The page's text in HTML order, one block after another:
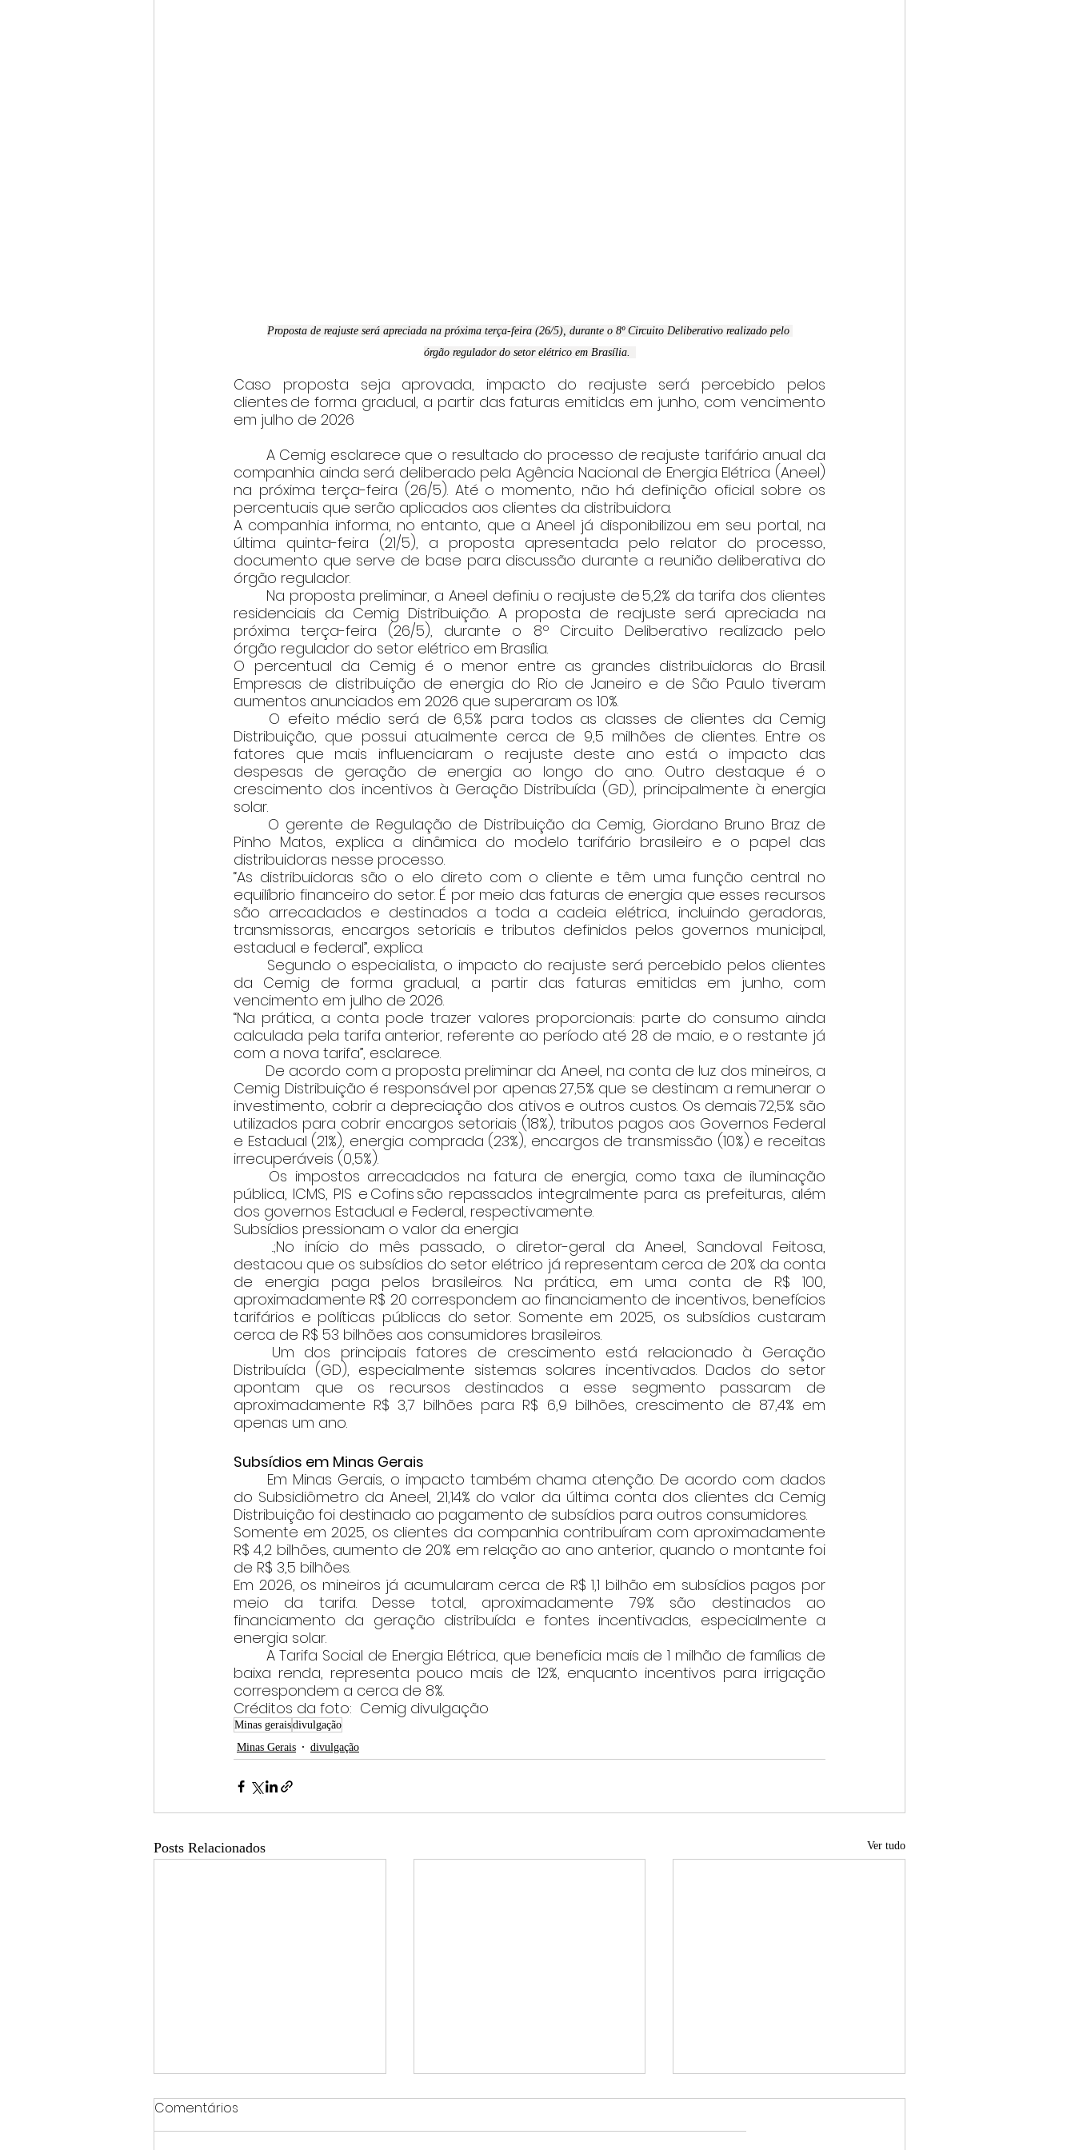
Proposta de reajuste será apreciada na próxima terça-feira (26/5), durante o 8º Circuito Deliberativo realizado pelo
órgão regulador do setor elétrico em Brasília.
Caso proposta seja aprovada, impacto do reajuste será percebido pelos
clientes de forma gradual, a partir das faturas emitidas em junho, com vencimento
em julho de 2026
companhia ainda será deliberado pela Agência Nacional de Energia Elétrica (Aneel)
na próxima terça-feira (26/5). Até o momento, não há definição oficial sobre os
percentuais que serão aplicados aos clientes da distribuidora.
A companhia informa, no entanto, que a Aneel já disponibilizou em seu portal, na
última quinta-feira (21/5), a proposta apresentada pelo relator do processo,
documento que serve de base para discussão durante a reunião deliberativa do
órgão regulador.
residenciais da Cemig Distribuição. A proposta de reajuste será apreciada na
próxima terça-feira (26/5), durante o 8º Circuito Deliberativo realizado pelo
órgão regulador do setor elétrico em Brasília.
O percentual da Cemig é o menor entre as grandes distribuidoras do Brasil.
Empresas de distribuição de energia do Rio de Janeiro e de São Paulo tiveram
aumentos anunciados em 2026 que superaram os 10%.
Distribuição, que possui atualmente cerca de 9,5 milhões de clientes. Entre os
fatores que mais influenciaram o reajuste deste ano está o impacto das
despesas de geração de energia ao longo do ano. Outro destaque é o
crescimento dos incentivos à Geração Distribuída (GD), principalmente à energia
solar.
Pinho Matos, explica a dinâmica do modelo tarifário brasileiro e o papel das
distribuidoras nesse processo.
“As distribuidoras são o elo direto com o cliente e têm uma função central no
equilíbrio financeiro do setor. É por meio das faturas de energia que esses recursos
são arrecadados e destinados a toda a cadeia elétrica, incluindo geradoras,
transmissoras, encargos setoriais e tributos definidos pelos governos municipal,
estadual e federal”, explica.
da Cemig de forma gradual, a partir das faturas emitidas em junho, com
vencimento em julho de 2026.
“Na prática, a conta pode trazer valores proporcionais: parte do consumo ainda
calculada pela tarifa anterior, referente ao período até 28 de maio, e o restante já
com a nova tarifa”, esclarece.
Cemig Distribuição é responsável por apenas 27,5% que se destinam a remunerar o
investimento, cobrir a depreciação dos ativos e outros custos. Os demais 72,5% são
utilizados para cobrir encargos setoriais (18%), tributos pagos aos Governos Federal
e Estadual (21%), energia comprada (23%), encargos de transmissão (10%) e receitas
irrecuperáveis (0,5%).
pública, ICMS, PIS e Cofins são repassados integralmente para as prefeituras, além
dos governos Estadual e Federal, respectivamente.
Subsídios pressionam o valor da energia
	..;No início do mês passado, o diretor-geral da Aneel, Sandoval Feitosa,
destacou que os subsídios do setor elétrico já representam cerca de 20% da conta
de energia paga pelos brasileiros. Na prática, em uma conta de R$ 100,
aproximadamente R$ 20 correspondem ao financiamento de incentivos, benefícios
tarifários e políticas públicas do setor. Somente em 2025, os subsídios custaram
cerca de R$ 53 bilhões aos consumidores brasileiros.
Distribuída (GD), especialmente sistemas solares incentivados. Dados do setor
apontam que os recursos destinados a esse segmento passaram de
aproximadamente R$ 3,7 bilhões para R$ 6,9 bilhões, crescimento de 87,4% em
apenas um ano.
Subsídios em Minas Gerais
do Subsidiômetro da Aneel, 21,14% do valor da última conta dos clientes da Cemig
Distribuição foi destinado ao pagamento de subsídios para outros consumidores.
Somente em 2025, os clientes da companhia contribuíram com aproximadamente
R$ 4,2 bilhões, aumento de 20% em relação ao ano anterior, quando o montante foi
de R$ 3,5 bilhões.
Em 2026, os mineiros já acumularam cerca de R$ 1,1 bilhão em subsídios pagos por
meio da tarifa. Desse total, aproximadamente 79% são destinados ao
financiamento da geração distribuída e fontes incentivadas, especialmente a
energia solar.
baixa renda, representa pouco mais de 12%, enquanto incentivos para irrigação
correspondem a cerca de 8%.
Créditos da foto:  Cemig divulgação
Minas geraisdivulgação
Minas Gerais
divulgação
Posts Relacionados Ver tudo
Comentários